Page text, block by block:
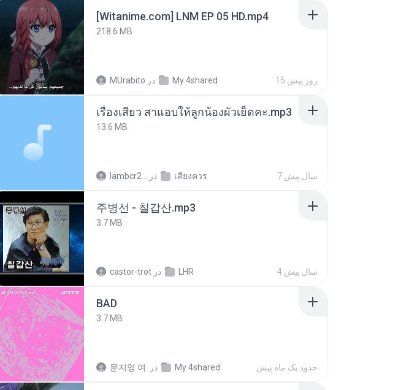
[Witanime.com] LNM EP 05 HD.mp4
218.6 MB
MUrabito در My 4shared 15 روز پیش
เรื่องเสียว สาแอบให้ลูกน้องผัวเย็ดคะ.mp3
13.6 MB
lambcr2 .. در เสียงควร 7 سال پیش
주병선 - 칠갑산.mp3
3.7 MB
castor-trot در LHR 4 سال پیش
BAD
3.7 MB
문지영 여. در My 4shared حدود یک ماه پیش